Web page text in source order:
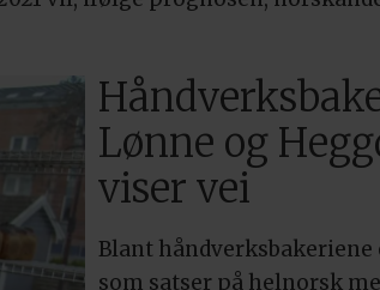
Lønne og
viser vei
Blant håndverksbakeriene
som satser på helnorsk